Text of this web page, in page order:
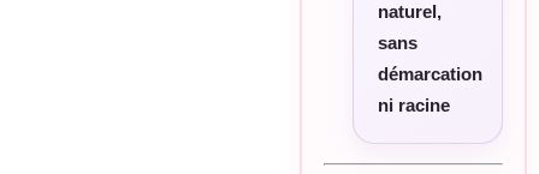
naturel,
sans
démarcation
ni racine